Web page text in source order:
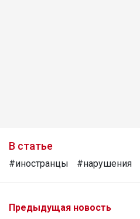
В статье
#иностранцы #нарушения
Предыдущая новость